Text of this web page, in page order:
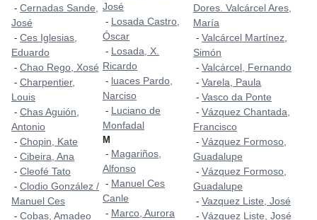
- Cernadas Sande,
José
- Ces Iglesias,
Eduardo
- Chao Rego, Xosé
- Charpentier,
Louis
- Chas Aguión,
Antonio
- Chopin, Kate
- Cibeira, Ana
- Cleofé Tato
- Clodio González /
Manuel Ces
- Cobas, Amadeo
José
- Losada Castro,
Óscar
- Losada, X.
Ricardo
- luaces Pardo,
Narciso
- Luciano de
Monfadal
M
- Magariños,
Alfonso
- Manuel Ces
Canle
- Marco, Aurora
Dores. Valcárcel Ares,
María
- Valcárcel Martínez,
Simón
- Valcárcel, Fernando
- Varela, Paula
- Vasco da Ponte
- Vázquez Chantada,
Francisco
- Vázquez Formoso,
Guadalupe
- Vázquez Formoso,
Guadalupe
- Vazquez Liste, José
- Vázquez Liste, José